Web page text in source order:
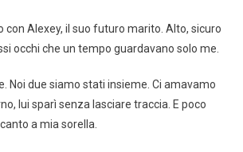
con Alexey, il suo futuro marito. Alto, sicuro
occhi che un tempo guardavano solo me.
Noi due siamo stati insieme. Ci amavamo
lui sparì senza lasciare traccia. E poco
a mia sorella.